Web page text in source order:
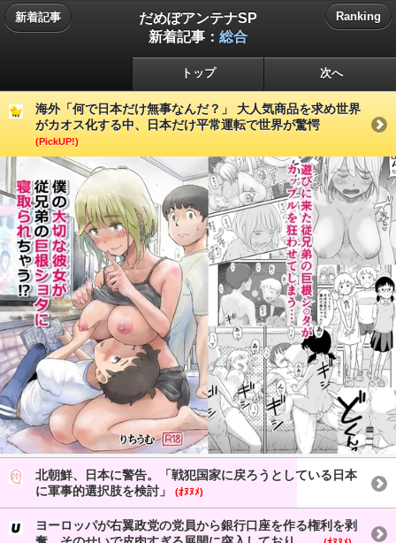
新着記事
だめぽアンテナSP
新着記事： 総合
Ranking
トップ 次へ
海外「何で日本だけ無事なんだ？」 大人気商品を求め世界
がカオス化する中、日本だけ平常運転で世界が驚愕
(PickUP!)
北朝鮮、日本に警告。「戦犯国家に戻ろうとしている日本
に軍事的選択肢を検討」
(ｵﾇﾇﾒ)
ヨーロッパが右翼政党の党員から銀行口座を作る権利を剥